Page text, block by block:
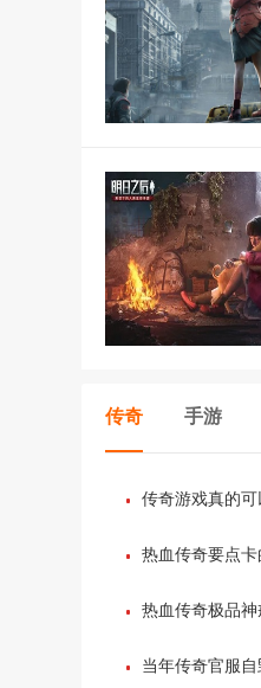
传奇 手游
传奇游戏真的
热血传奇要点
热血传奇极品
当年传奇官服